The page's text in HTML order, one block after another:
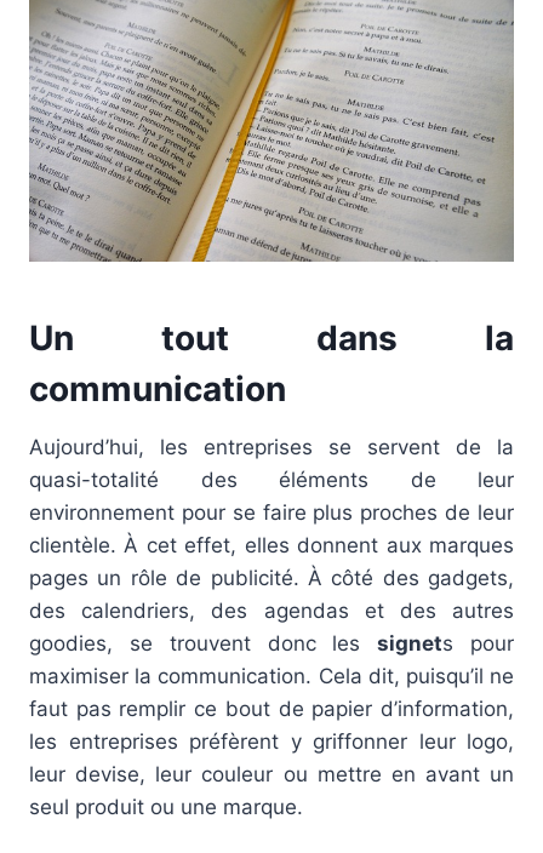
Un tout dans la
communication
Aujourd’hui, les entreprises se servent de la
quasi-totalité des éléments de leur
environnement pour se faire plus proches de leur
clientèle. À cet effet, elles donnent aux marques
pages un rôle de publicité. À côté des gadgets,
des calendriers, des agendas et des autres
goodies, se trouvent donc lessignets pour
maximiser la communication. Cela dit, puisqu’il ne
faut pas remplir ce bout de papier d’information,
les entreprises préfèrent y griffonner leur logo,
leur devise, leur couleur ou mettre en avant un
seul produit ou une marque.